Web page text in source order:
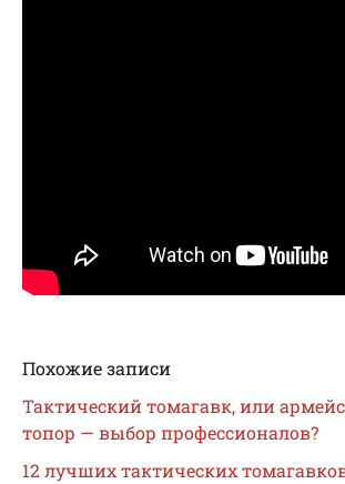
Похожие записи
Тактический томагавк, или
топор — выбор профессионалов?
12 лучших тактических